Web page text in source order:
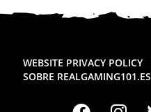
WEBSITE PRIVACY POLICY
SOBRE REALGAMING101.ES